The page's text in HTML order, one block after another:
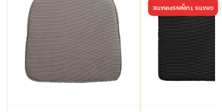
GRATIS TUININSPIRATIE
×